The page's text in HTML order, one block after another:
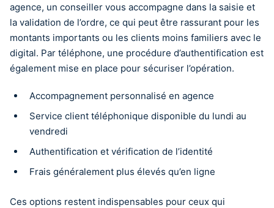
agence, un conseiller vous accompagne dans la saisie et
la validation de l’ordre, ce qui peut être rassurant pour les
montants importants ou les clients moins familiers avec le
digital. Par téléphone, une procédure d’authentification est
également mise en place pour sécuriser l’opération.
Accompagnement personnalisé en agence
Service client téléphonique disponible du lundi au
vendredi
Authentification et vérification de l’identité
Frais généralement plus élevés qu’en ligne
Ces options restent indispensables pour ceux qui